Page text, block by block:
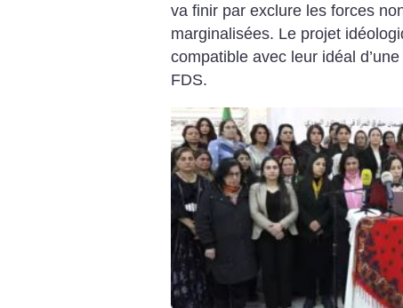
va finir par exclure les forces
marginalisées. Le projet
compatible avec leur idéal
FDS.